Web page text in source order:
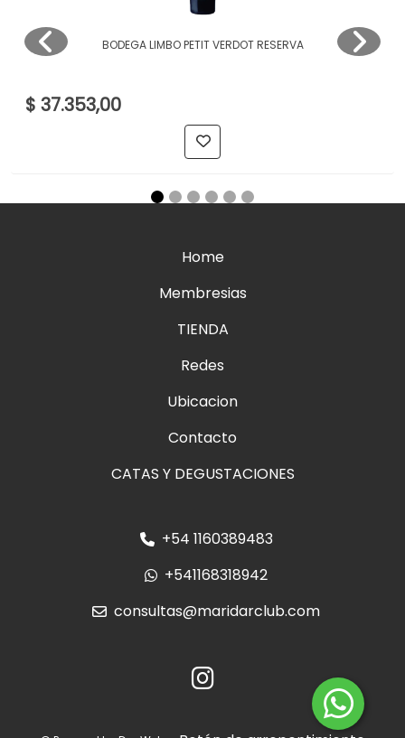
BODEGA LIMBO PETIT VERDOT RESERVA
$ 37.353,00
Home
Membresias
TIENDA
Redes
Ubicacion
Contacto
CATAS Y DEGUSTACIONES
+54 1160389483
+541168318942
consultas@maridarclub.com